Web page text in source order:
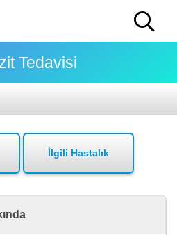
Tedavisi
İlgili Hastalık